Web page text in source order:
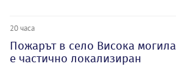
20 часа
Пожарът в село Висока могила
е частично локализиран